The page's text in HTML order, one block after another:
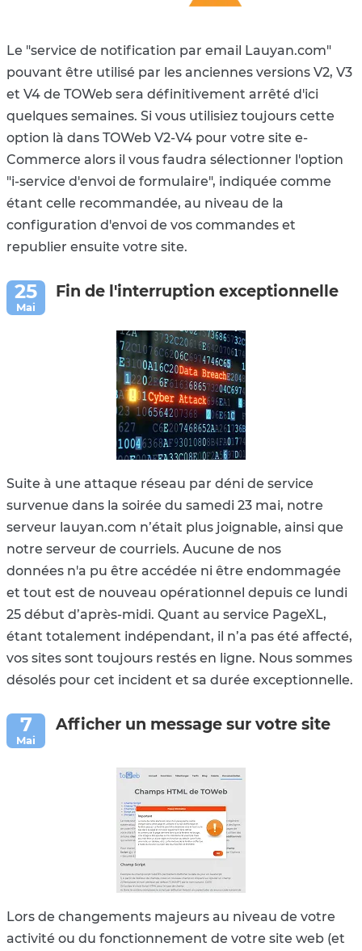
Le "service de notification par email Lauyan.com"
pouvant être utilisé par les anciennes versions V2, V3
et V4 de TOWeb sera définitivement arrêté d'ici
quelques semaines. Si vous utilisiez toujours cette
option là dans TOWeb V2-V4 pour votre site e-
Commerce alors il vous faudra sélectionner l'option
"i-service d'envoi de formulaire", indiquée comme
étant celle recommandée, au niveau de la
configuration d'envoi de vos commandes et
republier ensuite votre site.
Fin de l'interruption exceptionnelle
Suite à une attaque réseau par déni de service
survenue dans la soirée du samedi 23 mai, notre
serveur lauyan.com n’était plus joignable, ainsi que
notre serveur de courriels. Aucune de nos
données n'a pu être accédée ni être endommagée
et tout est de nouveau opérationnel depuis ce lundi
25 début d’après-midi. Quant au service PageXL,
étant totalement indépendant, il n’a pas été affecté,
vos sites sont toujours restés en ligne. Nous sommes
désolés pour cet incident et sa durée exceptionnelle.
Afficher un message sur votre site
Lors de changements majeurs au niveau de votre
activité ou du fonctionnement de votre site web (et